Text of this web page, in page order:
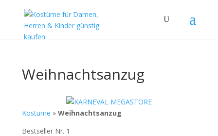
Weihnachtsanzug
Kostüme » Weihnachtsanzug
Bestseller Nr. 1